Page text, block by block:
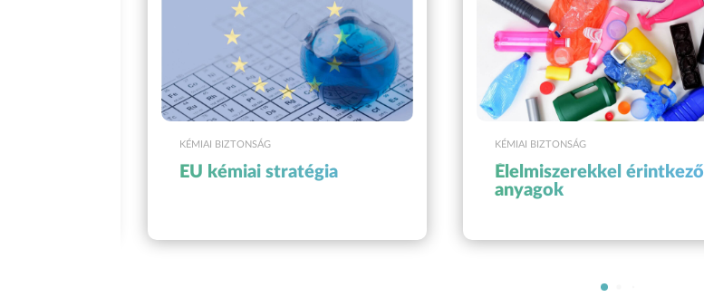
KÉMIAI BIZTONSÁG
EU kémiai stratégia
KÉMIAI BIZTONSÁG
Élelmiszerekkel érintkező
anyagok